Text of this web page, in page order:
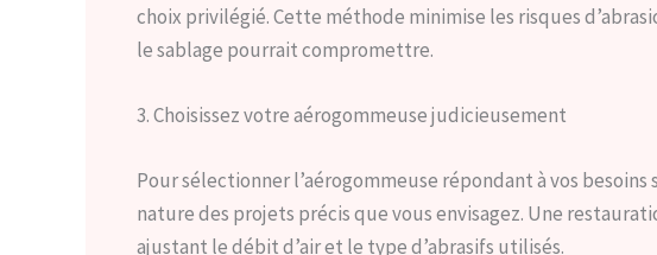
choix privilégié. Cette méthode minimise les risques
le sablage pourrait compromettre.
3. Choisissez votre aérogommeuse judicieusement
Pour sélectionner l’aérogommeuse répondant à vos
nature des projets précis que vous envisagez. Une
ajustant le débit d’air et le type d’abrasifs utilisés.